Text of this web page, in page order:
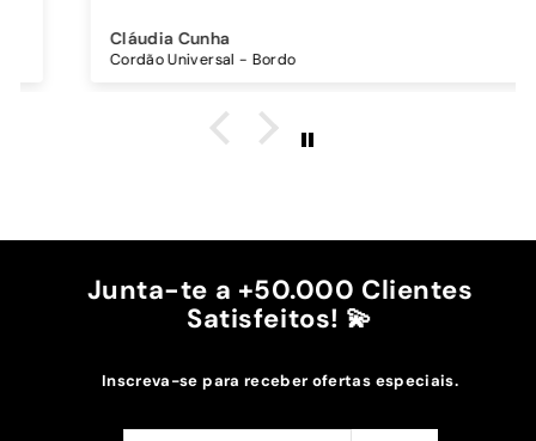
Comprei também um cordão à parte para
pendurar o telemóvel e como a capa é dura o
é top, eu não uso no máximo e ele passa me a
Cláudia Cunha
Cordão Universal - Bordo
Junta-te a +50.000 Clientes
Satisfeitos! 💫
Inscreva-se para receber ofertas especiais.